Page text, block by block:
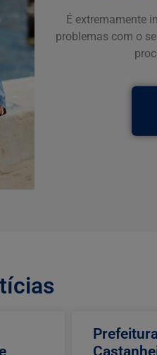
É extremamente
problemas com o